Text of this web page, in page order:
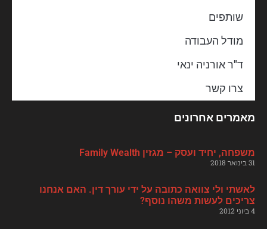
שותפים
מודל העבודה
ד"ר אורניה ינאי
צרו קשר
מאמרים אחרונים
משפחה, יחיד ועסק – מגזין Family Wealth
31 בינואר 2018
לאשתי ולי צוואה כתובה על ידי עורך דין. האם אנחנו
צריכים לעשות משהו נוסף?
4 ביוני 2012